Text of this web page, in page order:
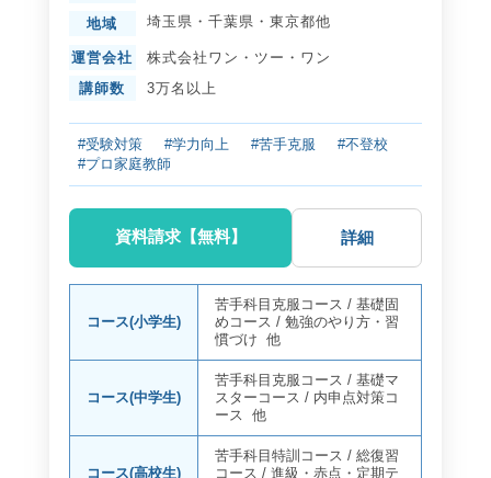
地域 埼玉県 ・ 千葉県 ・ 東京都他
運営会社
株式会社ワン・ツー・ワン
講師数
3万名以上
#受験対策 #学力向上 #苦手克服
#不登校
#プロ家庭教師
資料請求【無料】 詳細
コース(小学生)
苦手科目克服コース /基礎固
めコース /勉強のやり方・習
慣づけ 他
コース(中学生)
苦手科目克服コース /基礎マ
スターコース /内申点対策コ
ース
他
コース(高校生)
苦手科目特訓コース /総復習
コース /進級・赤点・定期テ